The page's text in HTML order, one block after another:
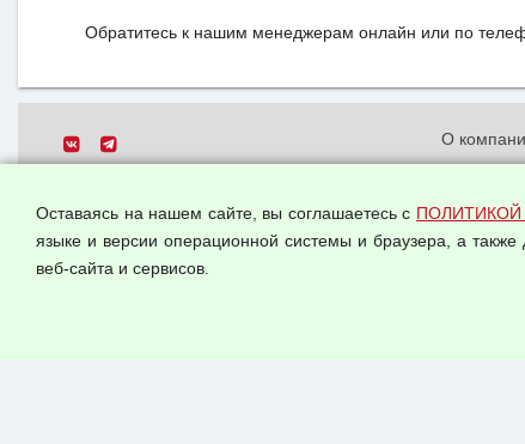
Обратитесь к нашим менеджерам онлайн или по
Все права защищены.
О
данных
Оставаясь на нашем сайте, вы соглашаетесь с
языке и версии операционной системы и браузера, а
веб-сайта и сервисов.